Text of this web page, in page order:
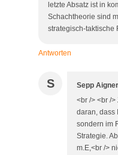
letzte Absatz ist in
Schachtheorie sind
strategisch-taktische
Antworten
S Sepp Aigner
<br /> <br /
daran, dass
sondern im
Strategie.
m.E,<br />